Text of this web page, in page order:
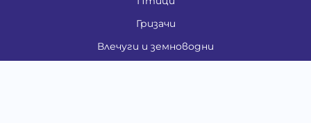
Гризачи
Влечуги и земноводни